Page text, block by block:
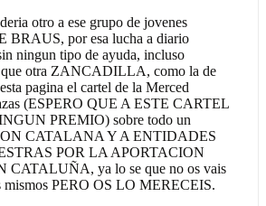
otro a ese grupo de jovenes
BRAUS, por esa lucha a diario
ningun tipo de ayuda, incluso
que otra ZANCADILLA, como la de
pagina el cartel de la Merced
(ESPERO QUE A ESTE CARTEL
PREMIO) sobre todo un
CATALANA Y A ENTIDADES
POR LA APORTACION
CATALUÑA, ya lo se que no os vais
mismos PERO OS LO MERECEIS.